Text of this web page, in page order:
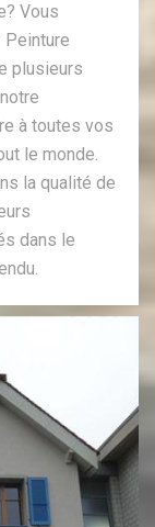
Vous
plusieurs
à toutes vos
le monde.
la qualité de
dans le